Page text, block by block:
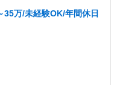
35万/未経験OK/年間休日